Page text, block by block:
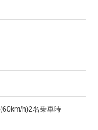
h)2名乗車時